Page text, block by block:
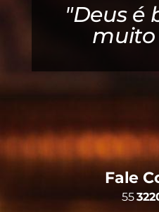
"Deus é
Fale
55